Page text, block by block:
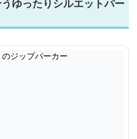
ゆったりシルエットパー